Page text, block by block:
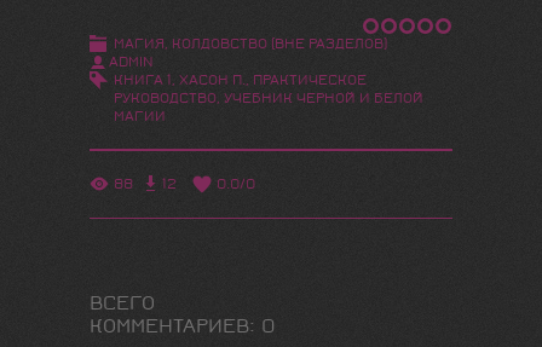
МАГИЯ, КОЛДОВСТВО (ВНЕ РАЗДЕЛОВ)
ADMIN
КНИГА 1 , ХАСОН П., ПРАКТИЧЕСКОЕ
РУКОВОДСТВО, УЧЕБНИК ЧЕРНОЙ И БЕЛОЙ
МАГИИ
88 12 0.0/0
ВСЕГО
КОММЕНТАРИЕВ: 0